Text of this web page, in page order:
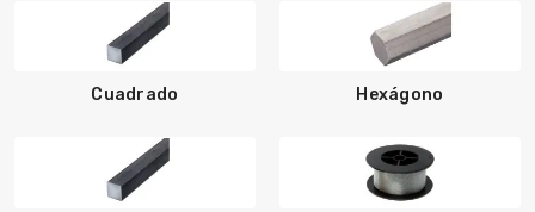
Cuadrado Hexágono